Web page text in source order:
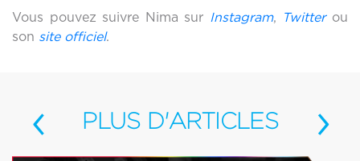
Vous pouvez suivre Nima sur Instagram, Twitterou
son site officiel.
‹ PLUS D'ARTICLES ›